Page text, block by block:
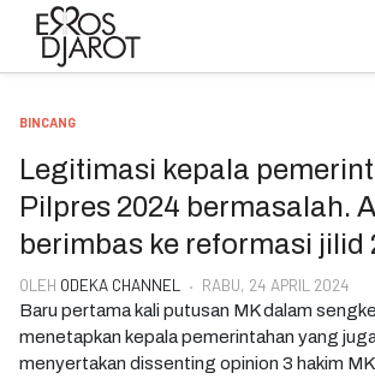
BINCANG
Legitimasi kepala
Pilpres 2024 bermasalah.
berimbas ke reformasi jilid
OLEH ODEKA CHANNEL RABU, 24 APRIL 2024
Baru pertama kali putusan MK dalam
menetapkan kepala pemerintahan yang
menyertakan dissenting opinion 3 hakim